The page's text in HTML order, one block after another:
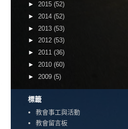
► 2015 (52)
► 2014 (52)
► 2013 (53)
► 2012 (53)
► 2011 (36)
► 2010 (60)
► 2009 (5)
標籤
教會事工與活動
教會留言板